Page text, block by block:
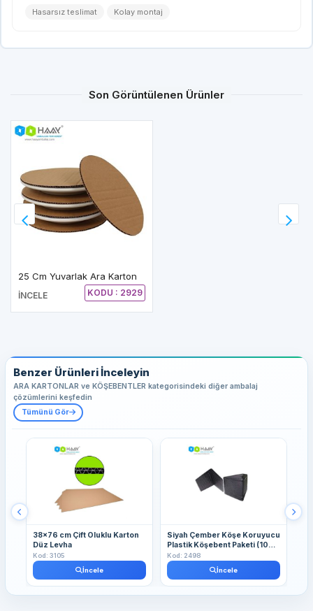
Hasarsız teslimat Kolay montaj
Son Görüntülenen Ürünler
25 Cm Yuvarlak Ara Karton
İNCELE KODU : 2929
Benzer Ürünleri İnceleyin
ARA KARTONLAR ve KÖŞEBENTLER kategorisindeki diğer ambalaj
çözümlerini keşfedin
Tümünü Gör
38x76 cm Çift Oluklu Karton
Düz Levha
Kod: 3105
İncele
Siyah Çember Köşe Koruyucu
Plastik Köşebent Paketi (1000
Adet)
Kod: 2498
İncele